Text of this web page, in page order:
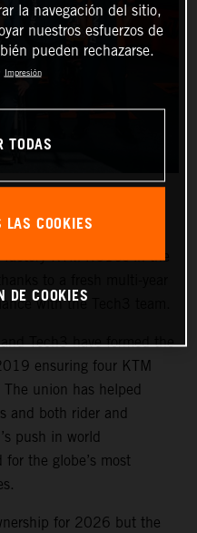
KTM RC16s in the
with the Tech3 team.
Tech3 have formed the
ensuring four KTM
union has helped
and both rider and
push in world
the globe’s most
for 2026 but the
la navegación del sitio,
nuestros esfuerzos de
pueden rechazarse.
Impresión
TODAS
COOKIES
DE COOKIES